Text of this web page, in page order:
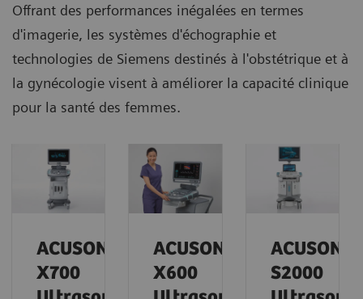
Offrant des performances inégalées en termes
d'imagerie, les systèmes d'échographie et
technologies de Siemens destinés à l'obstétrique et à
la gynécologie visent à améliorer la capacité clinique
pour la santé des femmes.
ACUSON
X700
ACUSON
X600
ACUSON
S2000